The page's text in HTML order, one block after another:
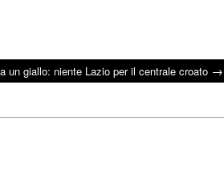
un giallo: niente Lazio per il centrale croato →